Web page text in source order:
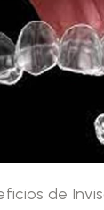
de